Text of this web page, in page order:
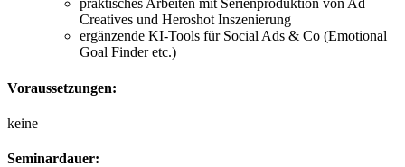
praktisches Arbeiten mit Serienproduktion von Ad
Creatives und Heroshot Inszenierung
ergänzende KI-Tools für Social Ads & Co (Emotional
Goal Finder etc.)
Voraussetzungen:
keine
Seminardauer: